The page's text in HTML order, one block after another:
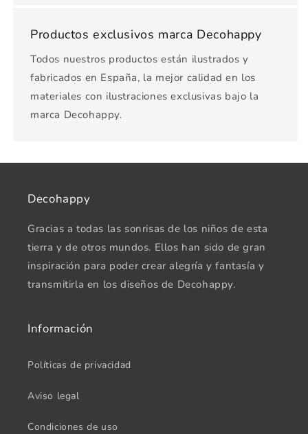
Productos exclusivos marca Decohappy
Todos nuestros productos están ilustrados y
fabricados en España, la mejor calidad en los
materiales con ilustraciones exclusivas bajo la
marca Decohappy.
Decohappy
Gracias a todas las sonrisas de los niños de esta
tierra y de otros mundos. Ellos han sido de gran
inspiración para poder crear alegría y fantasía y
transmitirla en los diseños de Decohappy.
Información
Políticas de privacidad
Aviso legal
Condiciones de uso